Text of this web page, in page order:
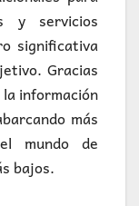
y servicios
significativa
Gracias
información
más
mundo de
bajos.